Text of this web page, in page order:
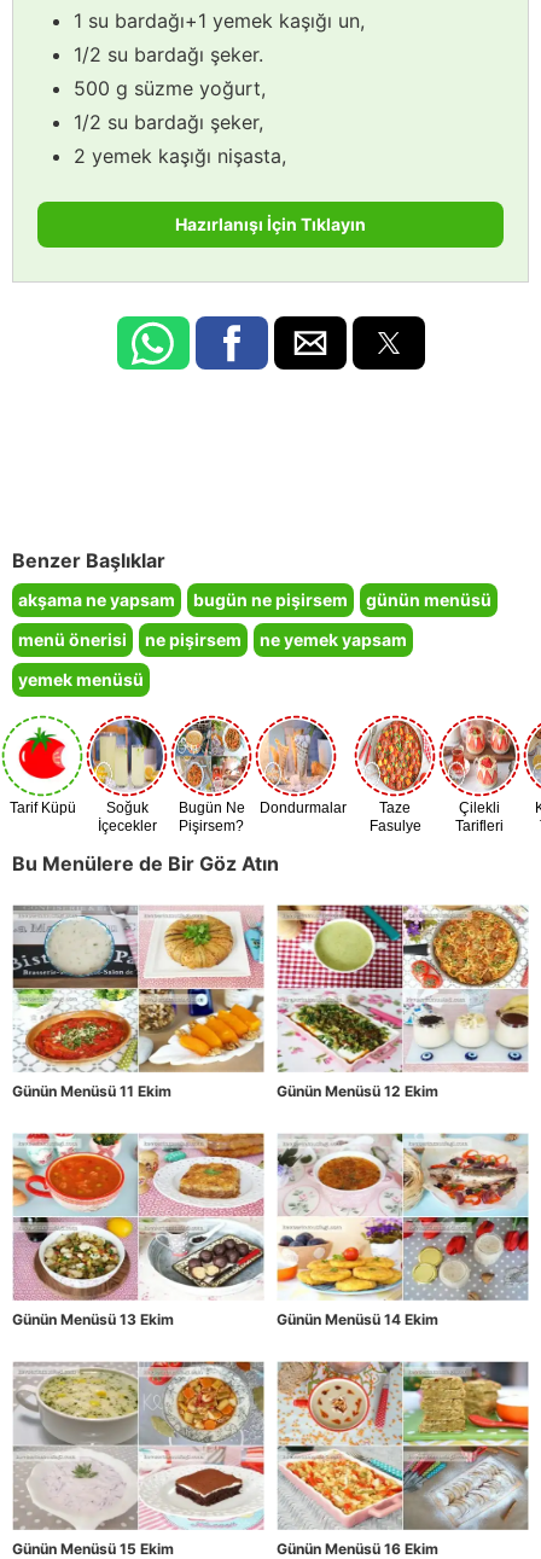
1 su bardağı+1 yemek kaşığı un,
1/2 su bardağı şeker.
500 g süzme yoğurt,
1/2 su bardağı şeker,
2 yemek kaşığı nişasta,
Hazırlanışı İçin Tıklayın
Benzer Başlıklar
akşama ne yapsam bugün ne pişirsem
günün menüsü
menü önerisi
ne pişirsem
ne yemek yapsam
yemek menüsü
Tarif Küpü
Soğuk
İçecekler
Bugün Ne
Pişirsem?
Dondurmalar
Taze
Fasulye
Çilekli
Tarifleri
Bu Menülere de Bir Göz Atın
Günün Menüsü 11 Ekim Günün Menüsü 12 Ekim
Günün Menüsü 13 Ekim Günün Menüsü 14 Ekim
Günün Menüsü 15 Ekim Günün Menüsü 16 Ekim